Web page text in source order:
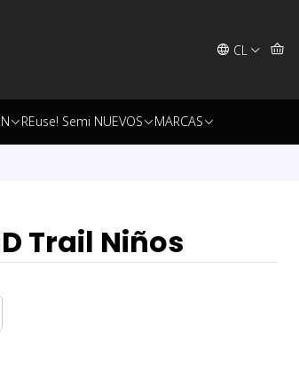
CL
REuse! Semi NUEVOS MARCAS
Trail Niños